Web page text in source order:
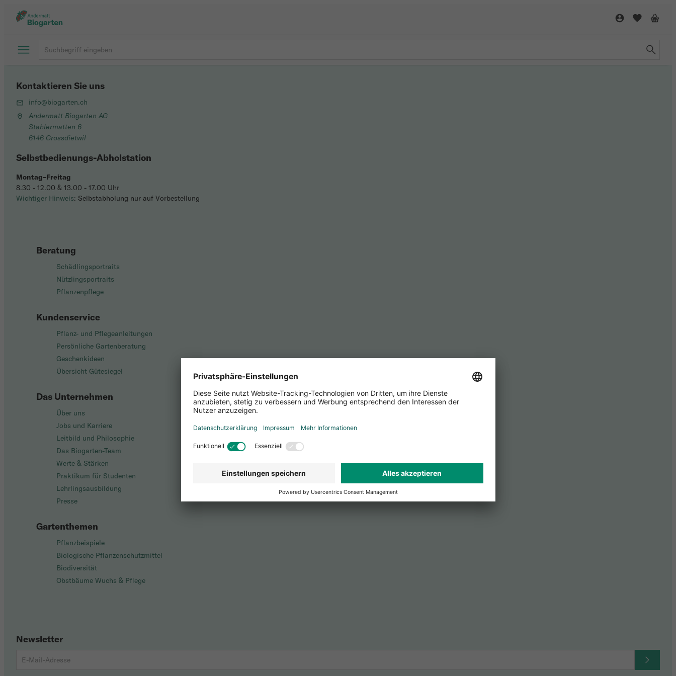
Beratung
Schädlingsportraits
Nützlingsportraits
Pflanzenpflege
Kundenservice
Pflanz- und Pflegeanleitungen
Persönliche Gartenberatung
Geschenkideen
Übersicht Gütesiegel
Das Unternehmen
Über uns
Jobs und Karriere
Leitbild und Philosophie
Das Biogarten-Team
Werte & Stärken
Praktikum für Studenten
Lehrlingsausbildung
Presse
Gartenthemen
Pflanzbeispiele
Biologische Pflanzenschutzmittel
Biodiversität
Obstbäume Wuchs & Pflege
Newsletter
Kontaktieren Sie uns
info@biogarten.ch
Andermatt Biogarten AG
Stahlermatten 6
6146 Grossdietwil
Selbstbedienungs-Abholstation
Montag–Freitag
8.30 - 12.00 & 13.00 - 17.00 Uhr
Wichtiger Hinweis: Selbstabholung nur auf Vorbestellung